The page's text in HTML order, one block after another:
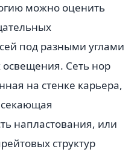
можно оценить
под разными углами
освещения. Сеть нор
на стенке карьера,
напластования, или
структур